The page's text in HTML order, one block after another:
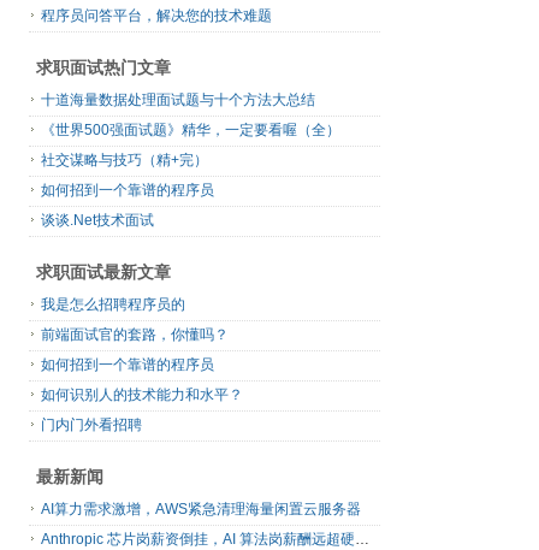
程序员问答平台，解决您的技术难题
求职面试热门文章
十道海量数据处理面试题与十个方法大总结
《世界500强面试题》精华，一定要看喔（全）
社交谋略与技巧（精+完）
如何招到一个靠谱的程序员
谈谈.Net技术面试
求职面试最新文章
我是怎么招聘程序员的
前端面试官的套路，你懂吗？
如何招到一个靠谱的程序员
如何识别人的技术能力和水平？
门内门外看招聘
最新新闻
AI算力需求激增，AWS紧急清理海量闲置云服务器
Anthropic 芯片岗薪资倒挂，AI 算法岗薪酬远超硬件工程师